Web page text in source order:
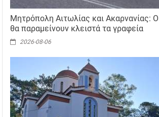
Μητρόπολη Αιτωλίας και Ακαρνανίας:
θα παραμείνουν κλειστά τα γραφεία
2026-08-06